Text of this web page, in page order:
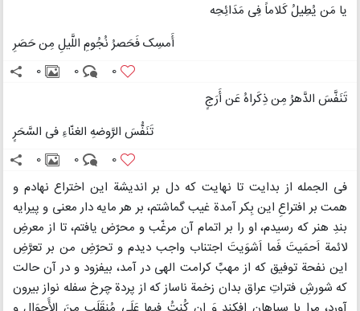
یا مَن یُطِیلُ کَلاماً فِی مَدَائِحِه
أَمسِک فَحَصرُ نُجُومِ اللَّیلِ مِن حَصَرِ
0
0
0
تَنَفَّسَ الدَّهرُ مِن ذِکَراهُ عَن أَرَجٍ
تَنَفُّسَ الرَّوضهِ الغنّاءِ فی السَّحَرٍ
0
0
0
فی الجمله از بدایت تا نهایت که دل بر اندیشة این اختراع نهادم و
همت بر افتراعِ این بِکر آمدة غیب گماشتم، بر هر مایه دار معنی و پیرایه
بندِ هنر که رسیدم، او را بر اتمام آن مرغّب و محرّض یافتم، تا از معرضِ
لائمة اَحمَیتَ فَما اَشوَیتَ اجتناب واجب دیدم و تحرّضِ من بر تعرَّضِ
این نفحة توفیق که از مهبِّ کرامت الهی در آمد، بیفزود و در آن حالت
که شورشِ فتراتِ عراق بدان زخمة ناساز که از پردة چرخ سفله نواز بیرون